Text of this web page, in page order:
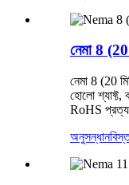
নেমা 8 (20
নেমা 8 (20
হোলো শ্যাফ্ট,
RoHS
অনুসন্ধান